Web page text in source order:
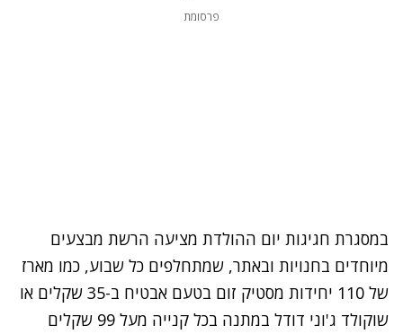
פרסומת
במסגרת חגיגות יום ההולדת מציעה הרשת מבצעים
מיוחדים בחנויות ובאתר, שמתחלפים כל שבוע, כמו מארז
של 110 יחידות מסטיק זום בטעם אבטיח ב-35 שקלים או
שוקולד ג'וני דודל במתנה בכל קנייה מעל 99 שקלים